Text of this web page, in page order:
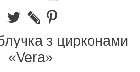
з цирконами
«Vera»